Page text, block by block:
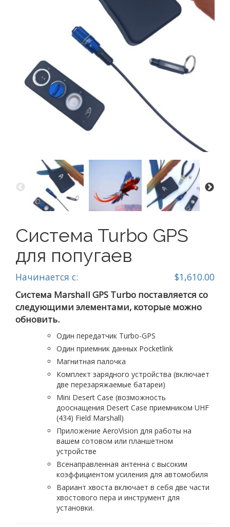
Система Turbo GPS
для попугаев
Начинается с: $1,610.00
Система Marshall GPS Turbo поставляется со
следующими элементами, которые можно
обновить.
Один передатчик Turbo-GPS
Один приемник данных Pocketlink
Магнитная палочка
Комплект зарядного устройства (включает
две перезаряжаемые батареи)
Mini Desert Case (возможность
дооснащения Desert Case приемником UHF
(434) Field Marshall)
Приложение AeroVision для работы на
вашем сотовом или планшетном
устройстве
Всенаправленная антенна с высоким
коэффициентом усиления для автомобиля
Вариант хвоста включает в себя две части
хвостового пера и инструмент для
установки.